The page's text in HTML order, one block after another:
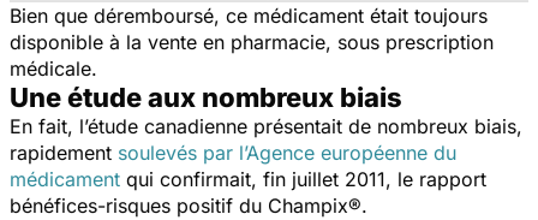
Bien que déremboursé, ce médicament était toujours
disponible à la vente en pharmacie, sous prescription
médicale.
Une étude aux nombreux biais
En fait, l’étude canadienne présentait de nombreux biais,
rapidement soulevés par l’Agence européenne du
médicament qui confirmait, fin juillet 2011, le rapport
bénéfices-risques positif du Champix®.